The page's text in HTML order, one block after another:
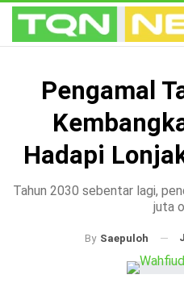
Pengamal
Hadapi
Tahun 2030 sebentar lagi,
juta
By Saepuloh